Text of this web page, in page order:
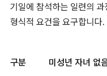
기일에 참석하는 일련의
형식적 요건을 요구합니다.
구분 미성년 자녀 없